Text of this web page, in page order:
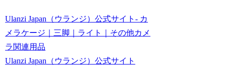
Ulanzi Japan（ウランジ）公式サイト- カ
メラケージ｜三脚｜ライト｜その他カメ
ラ関連用品
Ulanzi Japan（ウランジ）公式サイト